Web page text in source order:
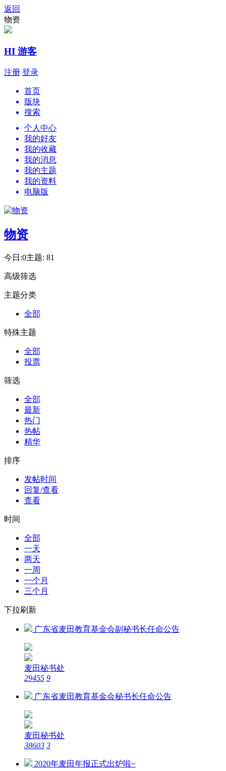
返回
物资
HI 游客
注册 登录
首页
版块
搜索
个人中心
我的好友
我的收藏
我的消息
我的主题
我的资料
电脑版
物资
今日:0主题: 81
高级筛选
主题分类
全部
特殊主题
全部
投票
筛选
全部
最新
热门
热帖
精华
排序
发帖时间
回复/查看
查看
时间
全部
一天
两天
一周
一个月
三个月
下拉刷新
广东省麦田教育基金会副秘书长任命公告
麦田秘书处
29455 9
广东省麦田教育基金会秘书长任命公告
麦田秘书处
38603 3
2020年麦田年报正式出炉啦~